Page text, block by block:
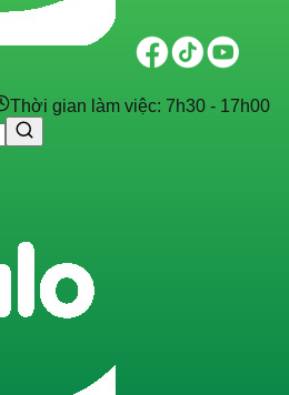
Thời gian làm việc: 7h30 - 17h00